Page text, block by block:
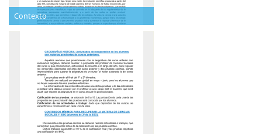
Contexto